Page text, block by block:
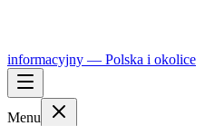
informacyjny — Polska i okolice
Menu